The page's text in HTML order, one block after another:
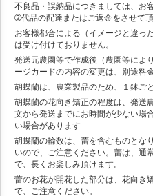
不良品・誤納品につきましては、お
➁代品の配達またはご返金をさせて頂
お客様都合による（イメージと違っ
は受け付けておりません。
発送元農園等で作成後（農園等によ
ージカードの内容の変更は、別途料
胡蝶蘭は、農業製品のため、１鉢ご
胡蝶蘭の花向き矯正の程度は、発送
文から発送までにお時間が少ない場
い場合があります
胡蝶蘭の輪数は、蕾を含むものとな
いので、ご注意ください。蕾は、通
で、長くお楽しみ頂けます。
蕾のお花が開花した部分は、花向き
で、ご注意ください。